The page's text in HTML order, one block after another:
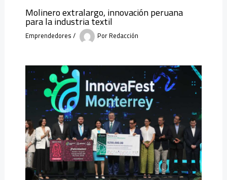
Molinero extralargo, innovación peruana
para la industria textil
Emprendedores/ PorRedacción